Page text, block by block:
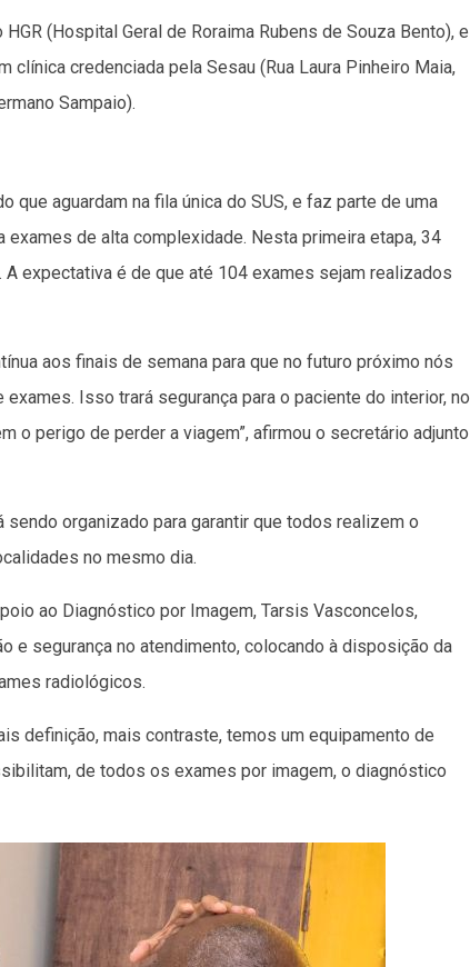
(Hospital Geral de Roraima Rubens de Souza Bento), e
credenciada pela Sesau (Rua Laura Pinheiro Maia,
Sampaio).
que aguardam na fila única do SUS, e faz parte de uma
de alta complexidade. Nesta primeira etapa, 34
expectativa é de que até 104 exames sejam realizados
aos finais de semana para que no futuro próximo nós
Isso trará segurança para o paciente do interior, no
o perigo de perder a viagem”, afirmou o secretário adjunto
organizado para garantir que todos realizem o
no mesmo dia.
ao Diagnóstico por Imagem, Tarsis Vasconcelos,
e segurança no atendimento, colocando à disposição da
radiológicos.
definição, mais contraste, temos um equipamento de
de todos os exames por imagem, o diagnóstico